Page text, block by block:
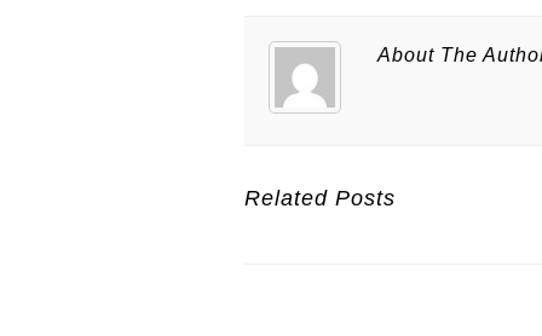
About The
Related Posts